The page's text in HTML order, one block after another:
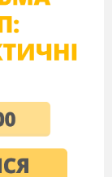
тому
участь в